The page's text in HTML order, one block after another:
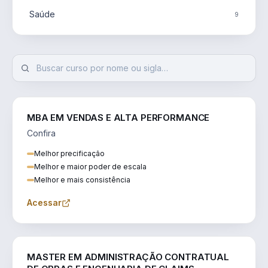
Saúde 9
MBA EM VENDAS E ALTA PERFORMANCE
Confira
Melhor precificação
Melhor e maior poder de escala
Melhor e mais consistência
Acessar
MASTER EM ADMINISTRAÇÃO CONTRATUAL